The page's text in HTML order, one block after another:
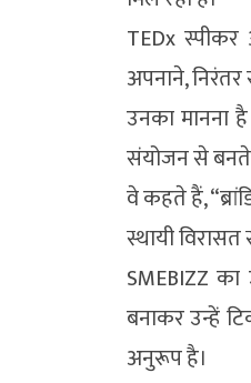
TEDx
अपनाने,
उनका मानना
संयोजन से
वे कहते हैं,
स्थायी
SMEBIZZ
बनाकर उन्हें
अनुरूप है।